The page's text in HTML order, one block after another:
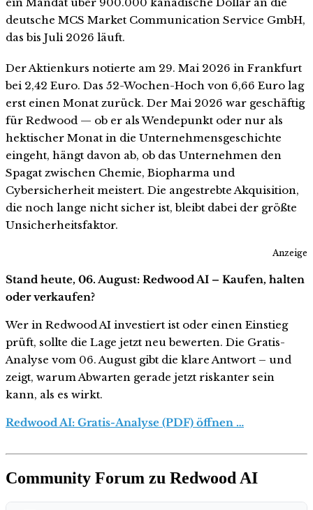
deutsche MCS Market Communication Service GmbH,
das bis Juli 2026 läuft.
Der Aktienkurs notierte am 29. Mai 2026 in Frankfurt
bei 2,42 Euro. Das 52-Wochen-Hoch von 6,66 Euro lag
erst einen Monat zurück. Der Mai 2026 war geschäftig
für Redwood — ob er als Wendepunkt oder nur als
hektischer Monat in die Unternehmensgeschichte
eingeht, hängt davon ab, ob das Unternehmen den
Spagat zwischen Chemie, Biopharma und
Cybersicherheit meistert. Die angestrebte Akquisition,
die noch lange nicht sicher ist, bleibt dabei der größte
Unsicherheitsfaktor.
Anzeige
Stand heute, 06. August: Redwood AI – Kaufen, halten
oder verkaufen?
Wer in Redwood AI investiert ist oder einen Einstieg
prüft, sollte die Lage jetzt neu bewerten. Die Gratis-
Analyse vom 06. August gibt die klare Antwort – und
zeigt, warum Abwarten gerade jetzt riskanter sein
kann, als es wirkt.
Redwood AI: Gratis-Analyse (PDF) öffnen …
Community Forum zu Redwood AI